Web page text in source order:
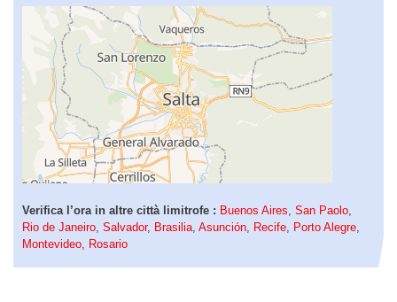
Verifica l’ora in altre città limitrofe : Buenos Aires San Paolo
Rio de Janeiro Salvador, Brasilia Asunción Recife Porto Alegre
Montevideo Rosario